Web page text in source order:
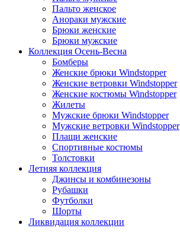
Пальто женское
Анораки мужские
Брюки женские
Брюки мужские
Коллекция Осень-Весна
Бомберы
Женские брюки Windstopper
Женские ветровки Windstopper
Женские костюмы Windstopper
Жилеты
Мужские брюки Windstopper
Мужские ветровки Windstopper
Плащи женские
Спортивные костюмы
Толстовки
Летняя коллекция
Джинсы и комбинезоны
Рубашки
Футболки
Шорты
Ликвидация коллекции